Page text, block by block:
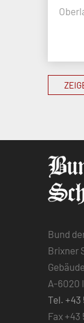
Bund
Brixner
A-6020
Tel. +43
Fax +43